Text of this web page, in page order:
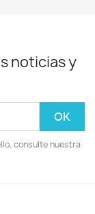
noticias y
consulte nuestra